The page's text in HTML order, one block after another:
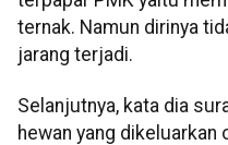
ternak. Namun dirinya
jarang terjadi.
Selanjutnya, kata dia
hewan yang